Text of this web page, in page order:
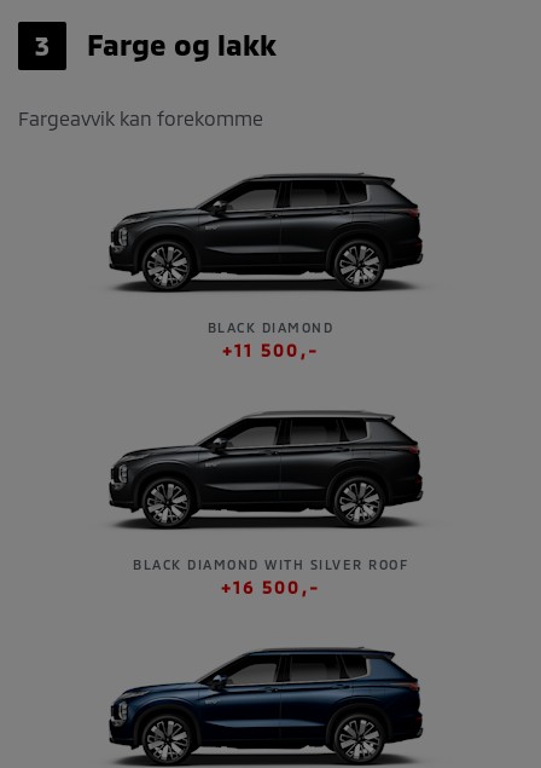
3 Farge og lakk
Fargeavvik kan forekomme
BLACK DIAMOND
+11 500,-
BLACK DIAMOND WITH SILVER ROOF
+16 500,-